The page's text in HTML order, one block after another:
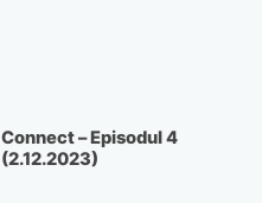
Connect – Episodul 4
(2.12.2023)